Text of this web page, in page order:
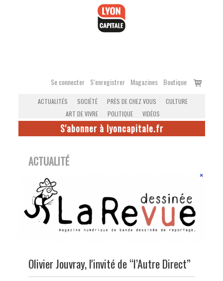
Se connecter S’enregistrer Magazines Boutique
Voir
ACTUALITÉS SOCIÉTÉ PRÈS DE CHEZ VOUS
CULTURE
ART DE VIVRE
POLITIQUE VIDÉOS
S'abonner à lyoncapitale.fr
ACTUALITÉ
Olivier Jouvray, l'invité de “l’Autre Direct”